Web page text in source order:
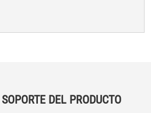
DEL PRODUCTO